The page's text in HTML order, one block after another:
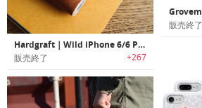
Hardgraft｜Wild iPhone 6/6 Plus, iPhone 7/7 Plus革製ケース
販売終了 +267
販売終了